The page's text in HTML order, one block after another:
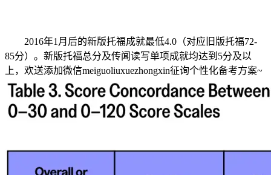
2016年1月后的新版托福成就最低4.0（对应旧版托福72-
85分）。新版托福总分及传闻读写单项成就均达到5分及以
上，欢送添加微信meiguoliuxuezhongxin征询个性化备考方案~